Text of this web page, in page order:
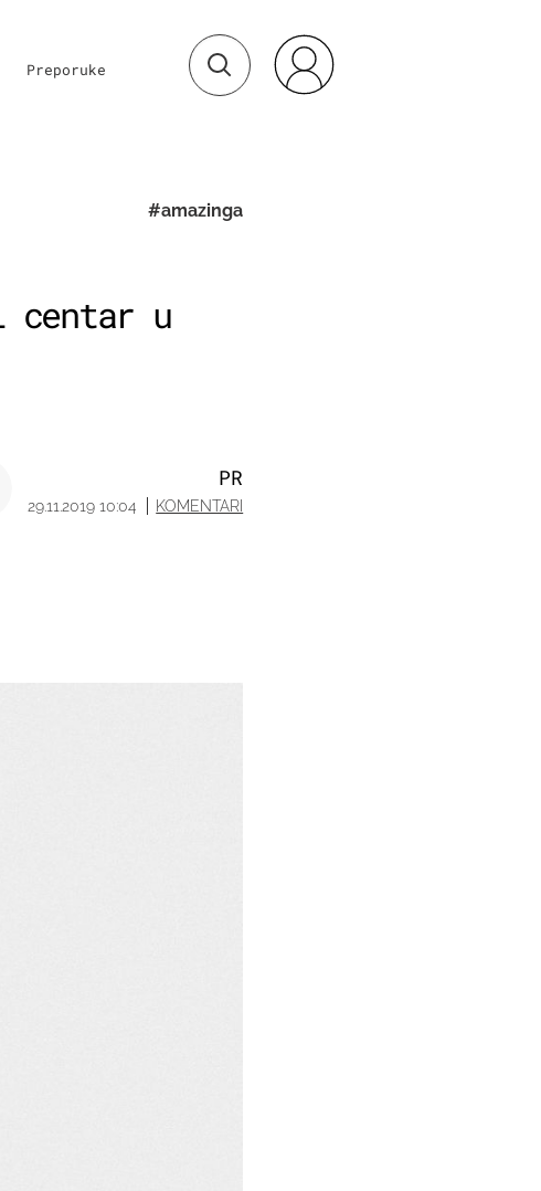
Preporuke
#amazinga
centar u
PR
29.11.2019 10:04 KOMENTARI